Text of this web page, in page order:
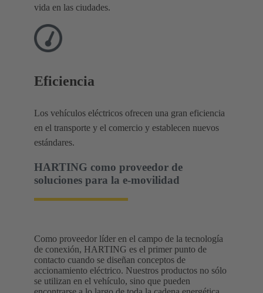
vida en las ciudades.
Eficiencia
Los vehículos eléctricos ofrecen una gran eficiencia
en el transporte y el comercio y establecen nuevos
estándares.
HARTING como proveedor de
soluciones para la e-movilidad
Como proveedor líder en el campo de la tecnología
de conexión, HARTING es el primer punto de
contacto cuando se diseñan conceptos de
accionamiento eléctrico. Nuestros productos no sólo
se utilizan en el vehículo, sino que pueden